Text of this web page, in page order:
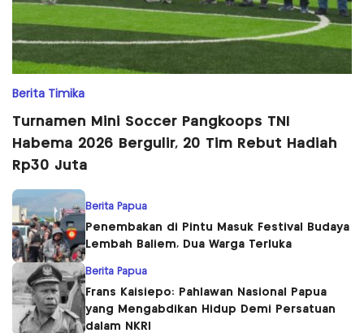
Berita Timika
Turnamen Mini Soccer Pangkoops TNI
Habema 2026 Bergulir, 20 Tim Rebut Hadiah
Rp30 Juta
Berita Papua
Penembakan di Pintu Masuk Festival Budaya
Lembah Baliem, Dua Warga Terluka
Berita Papua
Frans Kaisiepo: Pahlawan Nasional Papua
yang Mengabdikan Hidup Demi Persatuan
dalam NKRI